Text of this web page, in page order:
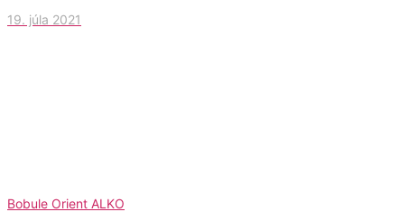
19. júla 2021
Bobule Orient ALKO